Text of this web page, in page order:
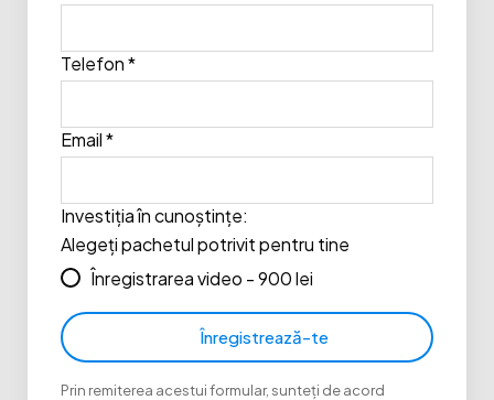
Telefon *
Email *
Investiția în cunoștințe:
Alegeți pachetul potrivit pentru tine
Înregistrarea video - 900 lei
Înregistrează-te
Prin remiterea acestui formular, sunteți de acord